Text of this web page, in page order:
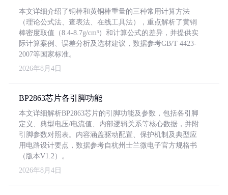
本文详细介绍了铜棒和黄铜棒重量的三种常用计算方法
（理论公式法、查表法、在线工具法），重点解析了黄铜
棒密度取值（8.4-8.7g/cm³）和计算公式的差异，并提供实
际计算案例、误差分析及选材建议，数据参考GB/T 4423-
2007等国家标准。
2026年8月4日
BP2863芯片各引脚功能
本文详细解析BP2863芯片的引脚功能及参数，包括各引脚
定义、典型电压/电流值、内部逻辑关系等核心数据，并附
引脚参数对照表。内容涵盖驱动配置、保护机制及典型应
用电路设计要点，数据参考自杭州士兰微电子官方规格书
（版本V1.2）。
2026年8月4日